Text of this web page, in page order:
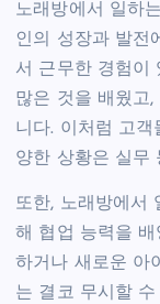
노래방에서 일하
인의 성장과 발전
서 근무한 경험이
많은 것을 배웠고,
니다. 이처럼 고
양한 상황은 실무
또한, 노래방에서
해 협업 능력을
하거나 새로운 아
는 결코 무시할